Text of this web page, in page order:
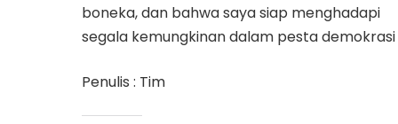
boneka, dan bahwa saya siap menghadapi
segala kemungkinan dalam pesta demokrasi
Penulis : Tim